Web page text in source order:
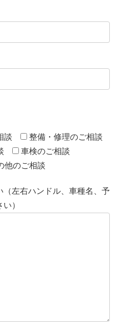
談
整備・修理のご相談
車検のご相談
他のご相談
左右ハンドル、車種名、予
）